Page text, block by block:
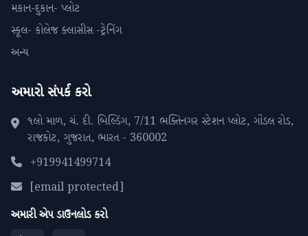
મકાન-દુકાન- પ્લોટ
સ્કૂલ- કોલેજ ક્લાસીસ -ટ્રેનિંગ
અન્ય
અમારો સંપર્ક કરો
૧લો માળ, ચં. દી. બિલ્ડિંગ, 7/11 ભક્તિનગર સ્ટેશન પ્લોટ, ગોંડલ રોડ,
રાજકોટ, ગુજરાત, ભારત - 360002
+919941499714
[email protected]
અમારી એપ ડાઉનલોડ કરો